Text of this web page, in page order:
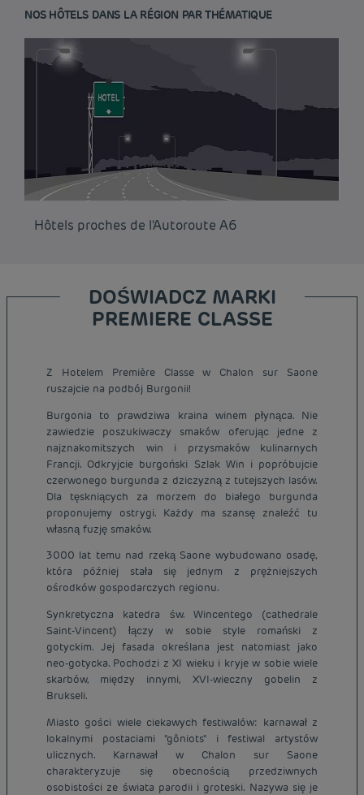
NOS HÔTELS DANS LA RÉGION PAR THÉMATIQUE
Hôtels proches de l'Autoroute A6
DOŚWIADCZ MARKI
PREMIERE CLASSE
Z Hotelem Première Classe w Chalon sur Saone
ruszajcie na podbój Burgonii!
Burgonia to prawdziwa kraina winem płynąca. Nie
zawiedzie poszukiwaczy smaków oferując jedne z
najznakomitszych win i przysmaków kulinarnych
Francji. Odkryjcie burgoński Szlak Win i popróbujcie
czerwonego burgunda z dziczyzną z tutejszych lasów.
Dla tęskniących za morzem do białego burgunda
proponujemy ostrygi. Każdy ma szansę znaleźć tu
własną fuzję smaków.
3000 lat temu nad rzeką Saone wybudowano osadę,
która później stała się jednym z prężniejszych
ośrodków gospodarczych regionu.
Synkretyczna katedra św. Wincentego (cathedrale
Saint-Vincent) łączy w sobie style romański z
gotyckim. Jej fasada określana jest natomiast jako
neo-gotycka. Pochodzi z XI wieku i kryje w sobie wiele
skarbów, między innymi, XVI-wieczny gobelin z
Brukseli.
Miasto gości wiele ciekawych festiwalów: karnawał z
lokalnymi postaciami "gôniots" i festiwal artystów
ulicznych. Karnawał w Chalon sur Saone
charakteryzuje się obecnością przedziwnych
osobistości ze świata parodii i groteski. Nazywa się je